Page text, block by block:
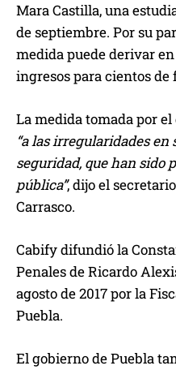
Mara Castilla, una
de septiembre. Por su
medida puede derivar
ingresos para cientos de
La medida tomada por
“a las irregularidades en
seguridad, que han sido
pública”, dijo el
Carrasco.
Cabify difundió la
Penales de Ricardo
agosto de 2017 por la
Puebla.
El gobierno de Puebla